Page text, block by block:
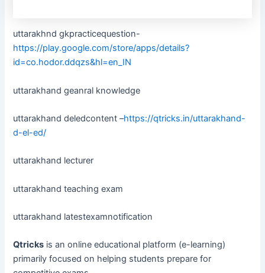
uttarakhnd gkpracticequestion-
https://play.google.com/store/apps/details?
id=co.hodor.ddqzs&hl=en_IN
uttarakhand geanral knowledge
uttarakhand deledcontent –https://qtricks.in/uttarakhand-
d-el-ed/
uttarakhand lecturer
uttarakhand teaching exam
uttarakhand latestexamnotification
Qtricks is an online educational platform (e-learning)
primarily focused on helping students prepare for